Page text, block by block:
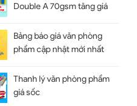
Double A 70gsm tăng giá
Bảng báo giá văn phòng
phẩm cập nhật mới nhất
Thanh lý văn phòng phẩm
giá sốc